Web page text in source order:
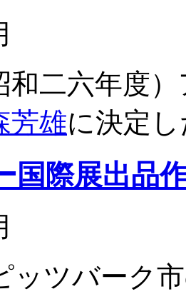
和二六年度
芳雄に決定
国際展出品
ッツバーク